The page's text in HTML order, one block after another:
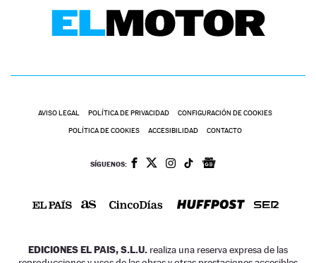
AVISO LEGAL POLÍTICA DE PRIVACIDAD CONFIGURACIÓN DE COOKIES
POLÍTICA DE COOKIES ACCESIBILIDAD CONTACTO
SÍGUENOS:
EDICIONES EL PAIS, S.L.U. realiza una reserva expresa de las